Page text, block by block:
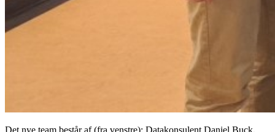
Det nye team består af (fra venstre): Datakonsulent Daniel Buck,